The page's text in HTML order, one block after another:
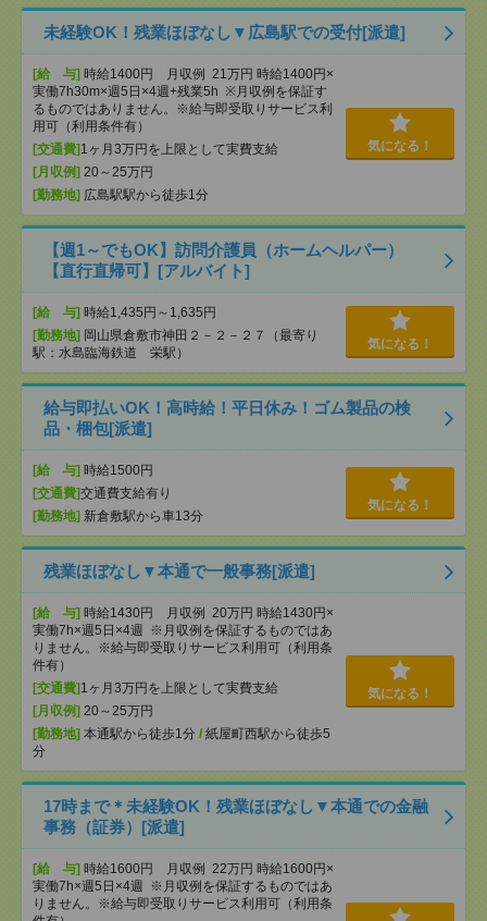
未経験OK！残業ほぼなし▼広島駅での受付[派遣]
[給 与] 時給1400円 月収例 21万円 時給1400円×
実働7h30m×週5日×4週+残業5h ※月収例を保証す
るものではありません。※給与即受取りサービス利
用可（利用条件有）
[交通費] 1ヶ月3万円を上限として実費支給
[月収例] 20～25万円
[勤務地] 広島駅駅から徒歩1分
気になる！
【週1～でもOK】訪問介護員（ホームヘルパー）
【直行直帰可】[アルバイト]
[給 与] 時給1,435円～1,635円
[勤務地] 岡山県倉敷市神田２－２－２７（最寄り
駅：水島臨海鉄道 栄駅）
気になる！
給与即払いOK！高時給！平日休み！ゴム製品の検
品・梱包[派遣]
[給 与] 時給1500円
[交通費]交通費支給有り
[勤務地] 新倉敷駅から車13分
気になる！
残業ほぼなし▼本通で一般事務[派遣]
[給 与] 時給1430円 月収例 20万円 時給1430円×
実働7h×週5日×4週 ※月収例を保証するものではあ
りません。※給与即受取りサービス利用可（利用条
件有）
[交通費] 1ヶ月3万円を上限として実費支給
[月収例] 20～25万円
[勤務地] 本通駅から徒歩1分 / 紙屋町西駅から徒歩5
分
気になる！
17時まで＊未経験OK！残業ほぼなし▼本通での金融
事務（証券）[派遣]
[給 与] 時給1600円 月収例 22万円 時給1600円×
実働7h×週5日×4週 ※月収例を保証するものではあ
りません。※給与即受取りサービス利用可（利用条